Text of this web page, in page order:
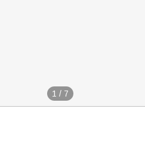
1 / 7